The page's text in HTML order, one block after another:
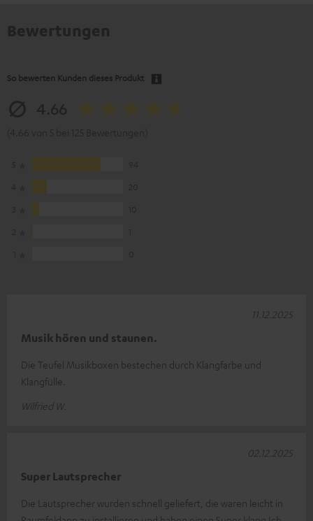
So bewerten Kunden dieses Produkt
Musik hören und staunen.
Die Teufel Musikboxen bestechen durch Klangfarbe und
Klangfülle.
Wilfried W.
11.12.2025
Super Lautsprecher
Die Lautsprecher wurden schnell geliefert, die waren leicht in
02.12.2025